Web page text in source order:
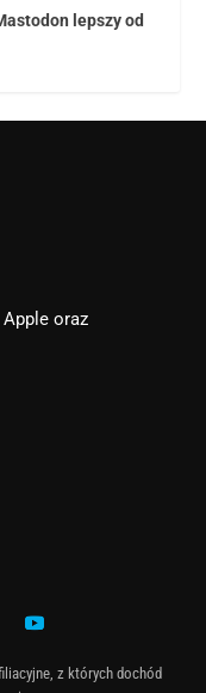
lepszy od
oraz
z których dochód